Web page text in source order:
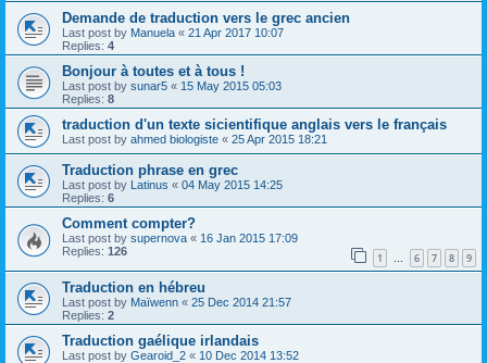
Demande de traduction vers le grec ancien
Last post by Manuela « 21 Apr 2017 10:07
Replies: 4
Bonjour à toutes et à tous !
Last post by sunar5 « 15 May 2015 05:03
Replies: 8
traduction d'un texte sicientifique anglais vers le français
Last post by ahmed biologiste « 25 Apr 2015 18:21
Traduction phrase en grec
Last post by Latinus « 04 May 2015 14:25
Replies: 6
Comment compter?
Last post by supernova « 16 Jan 2015 17:09
Replies: 126 1 … 6 7 8 9
Traduction en hébreu
Last post by Maïwenn « 25 Dec 2014 21:57
Replies: 2
Traduction gaélique irlandais
Last post by Gearoid_2 « 10 Dec 2014 13:52